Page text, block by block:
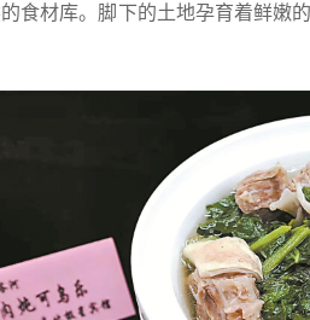
食材库。脚下的土地孕育着鲜